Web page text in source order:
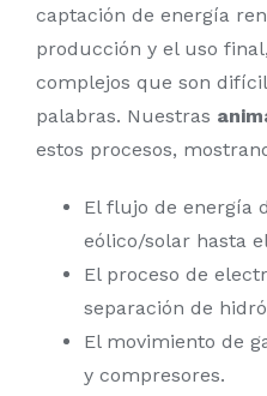
captación de energía
producción y el uso
complejos que son
palabras. Nuestras
estos procesos,
El flujo de energía
eólico/solar hasta
El proceso de
separación de
El movimiento de
y compresores.